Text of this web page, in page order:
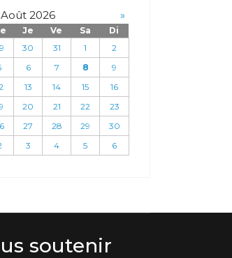
Août 2026 »
Je Ve Sa
Di
30 31 1
2
6 7 8
9
13 14 15
16
20 21 22
23
27 28 29
30
3 4 5 6
soutenir